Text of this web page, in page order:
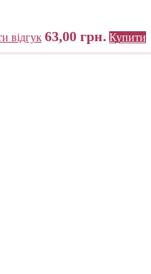
відгук 63,00 грн. Купити